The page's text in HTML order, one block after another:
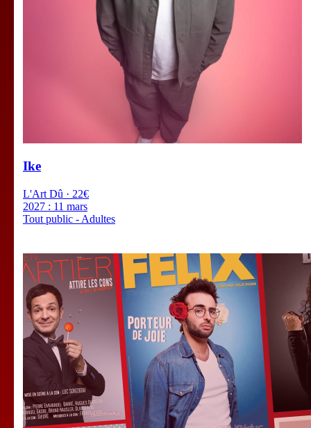
Ike
L'Art Dû · 22€
2027 : 11 mars
Tout public - Adultes